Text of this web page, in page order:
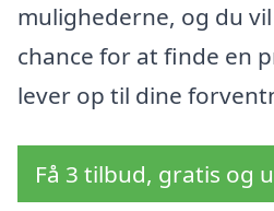
mulighederne, og du
chance for at finde en
lever op til dine
Få 3 tilbud, gratis og